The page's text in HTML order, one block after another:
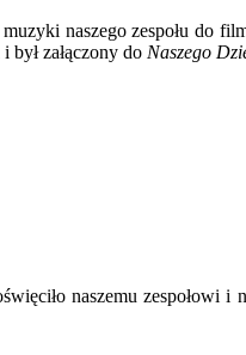
naszego zespołu do
był załączony do Naszego
naszemu zespołowi